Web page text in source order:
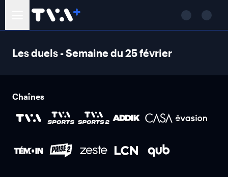
Les duels - Semaine du 25 février
Chaînes